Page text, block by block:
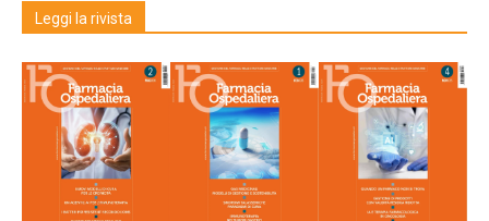
Leggi la rivista